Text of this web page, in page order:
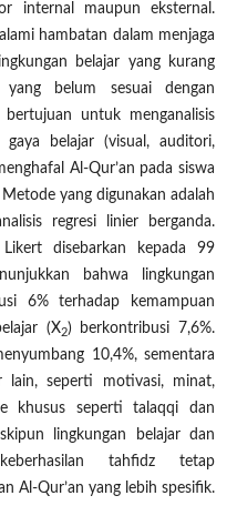
internal maupun eksternal.
hambatan dalam menjaga
belajar yang kurang
belum sesuai dengan
untuk menganalisis
belajar (visual, auditori,
Al-Qur’an pada siswa
yang digunakan adalah
regresi linier berganda.
disebarkan kepada 99
bahwa lingkungan
6% terhadap kemampuan
(X2) berkontribusi 7,6%.
10,4%, sementara
lain, seperti motivasi, minat,
khusus seperti talaqqi dan
lingkungan belajar dan
tahfidz tetap
Al-Qur’an yang lebih spesifik.